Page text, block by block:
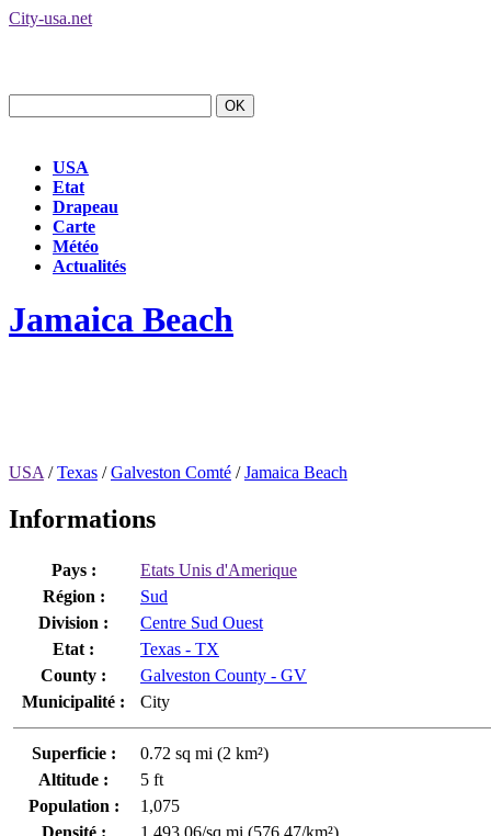
City-usa.net
USA
Etat
Drapeau
Carte
Météo
Actualités
Jamaica Beach
USA /Texas /Galveston Comté /Jamaica Beach
Informations
Pays :
Etats Unis d'Amerique
Région :
Sud
Division :
Centre Sud Ouest
Etat :
Texas - TX
County :
Galveston County - GV
Municipalité :
City
Superficie :
0.72 sq mi (2 km²)
Altitude :
5 ft
Population :
1,075
Densité :
1,493.06/sq mi (576.47/km²)